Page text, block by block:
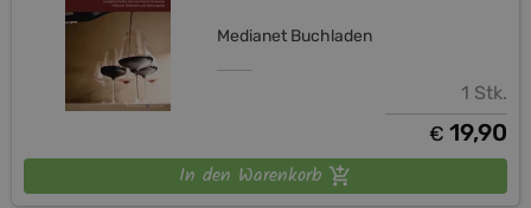
Medianet Buchladen
1 Stk.
€ 19,90
In den Warenkorb